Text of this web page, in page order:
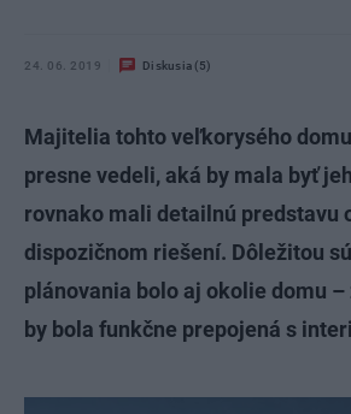
24. 06. 2019 Diskusia (5)
Majitelia tohto veľkorysého
presne vedeli, aká by mala byť
rovnako mali detailnú predstavu
dispozičnom riešení. Dôležitou
plánovania bolo aj okolie domu
by bola funkčne prepojená s